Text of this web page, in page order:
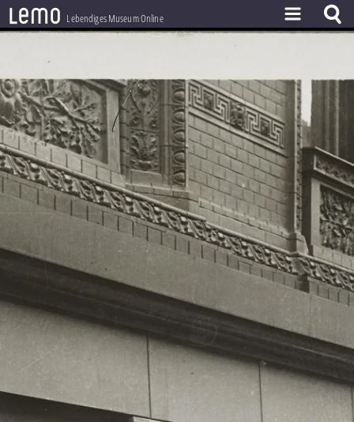
lemo Lebendiges Museum Online
THEMEN
ZEITZEUGEN
BESTAND
LERNEN
PROJEKT